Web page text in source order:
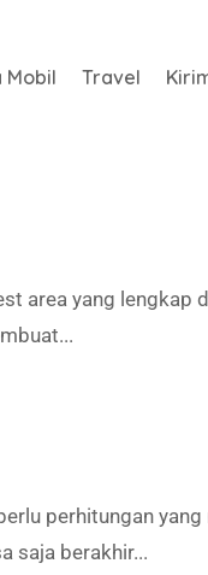
Mobil Travel
area yang lengkap
perhitungan
saja berakhir...